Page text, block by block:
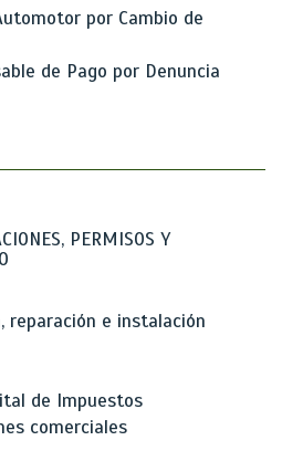
por Cambio de
de Pago por Denuncia
PERMISOS Y
reparación e instalación
de Impuestos
comerciales